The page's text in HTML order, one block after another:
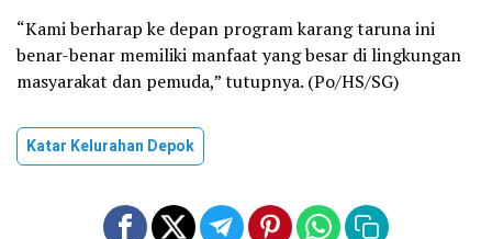
“Kami berharap ke depan program karang taruna ini
benar-benar memiliki manfaat yang besar di lingkungan
masyarakat dan pemuda,” tutupnya. (Po/HS/SG)
Katar Kelurahan Depok